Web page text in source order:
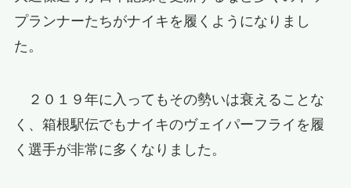
プランナーたちがナイキを履くようになりまし
た。
２０１９年に入ってもその勢いは衰えることな
く、箱根駅伝でもナイキのヴェイパーフライを履
く選手が非常に多くなりました。